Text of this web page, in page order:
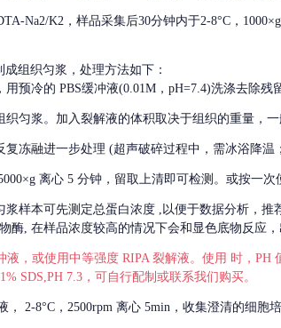
Na2/K2，样品采集后30分钟内于2-8°C，
组织匀浆，处理方法如下：
用预冷的 PBS缓冲液(0.01M，pH=7.4)洗涤去除残
织匀浆。加入裂解液的体积取决于组织的重量，
复冻融进一步处理 (超声破碎过程中，需冰浴降温
离心 5 分钟，留取上清即可检测。或按一次
浆样本可先测定总蛋白浓度 ,以便于数据分析，推
酶, 在样品浓度较高的情况下会和显色底物反应
液，或使用中等强度 RIPA 裂解液。使用 时，
SDS,PH 7.3，可自行配制或联系我们购买。
， 2-8°C，2500rpm 离心 5min，收集澄清的细胞